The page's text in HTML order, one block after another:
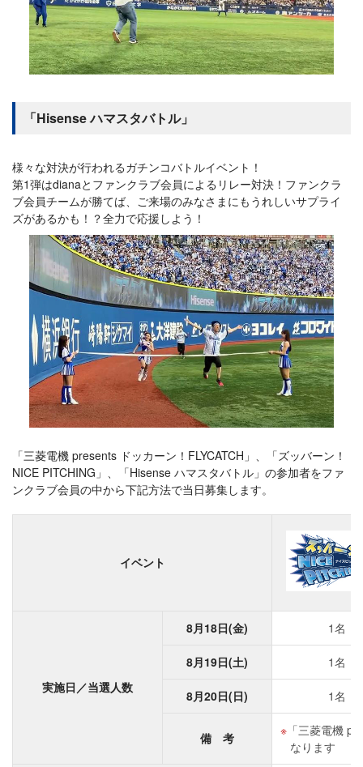
「Hisense ハマスタバトル」
様々な対決が行われるガチンコバトルイベント！
第1弾はdianaとファンクラブ会員によるリレー対決！ファンクラ
ブ会員チームが勝てば、ご来場のみなさまにもうれしいサプライ
ズがあるかも！？全力で応援しよう！
「三菱電機 presents ドッカーン！FLYCATCH」、「ズッバーン！
NICE PITCHING」、「Hisense ハマスタバトル」の参加者をファ
ンクラブ会員の中から下記方法で当日募集します。
イベント
実施日／当選人数
8月18日(金) 1名
8月19日(土) 1名
8月20日(日) 1名
備 考
「三菱電機
なります